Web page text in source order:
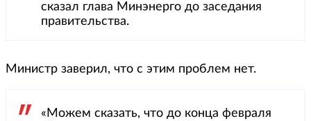
сказал глава Минэнерго до заседания
правительства.
Министр заверил, что с этим проблем нет.
«Можем сказать, что до конца февраля